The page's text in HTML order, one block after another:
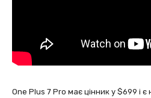
One Plus 7 Pro має цінник у $699 і